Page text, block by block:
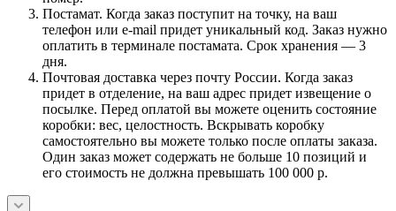
Постамат. Когда заказ поступит на точку, на ваш
телефон или e-mail придет уникальный код. Заказ нужно
оплатить в терминале постамата. Срок хранения — 3
дня.
Почтовая доставка через почту России. Когда заказ
придет в отделение, на ваш адрес придет извещение о
посылке. Перед оплатой вы можете оценить состояние
коробки: вес, целостность. Вскрывать коробку
самостоятельно вы можете только после оплаты заказа.
Один заказ может содержать не больше 10 позиций и
его стоимость не должна превышать 100 000 р.